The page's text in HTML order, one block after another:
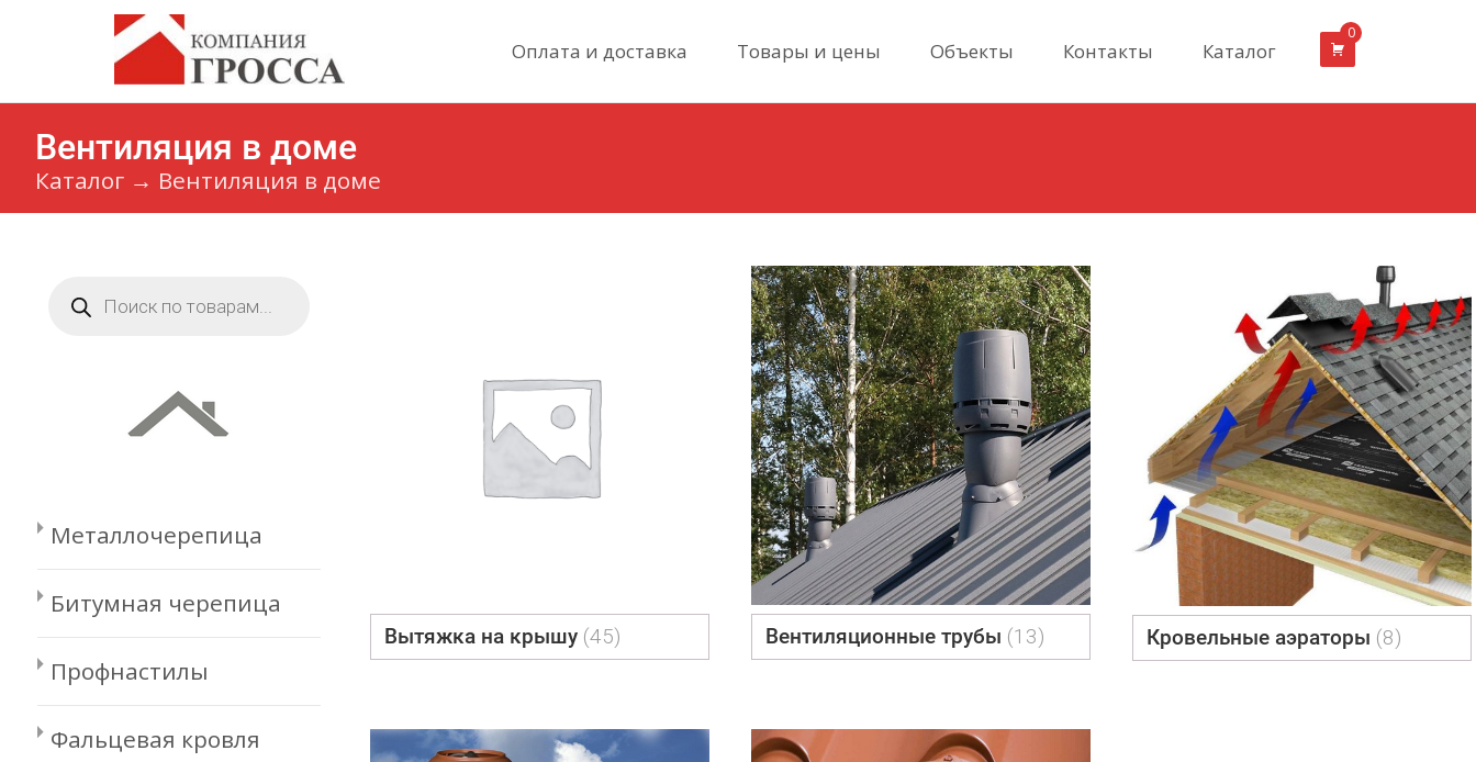
content
Оплата и доставка Товары и цены Объекты Контакты Каталог
0
Вентиляция в доме
Каталог → Вентиляция в доме
Вытяжка на крышу (45) Вентиляционные трубы (13) Кровельные аэраторы (8)
товаров
Металлочерепица
Битумная черепица
Профнастилы
Фальцевая кровля